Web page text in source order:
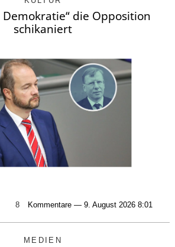
Demokratie“ die Opposition
schikaniert
8 Kommentare — 9. August 2026 8:01
MEDIEN